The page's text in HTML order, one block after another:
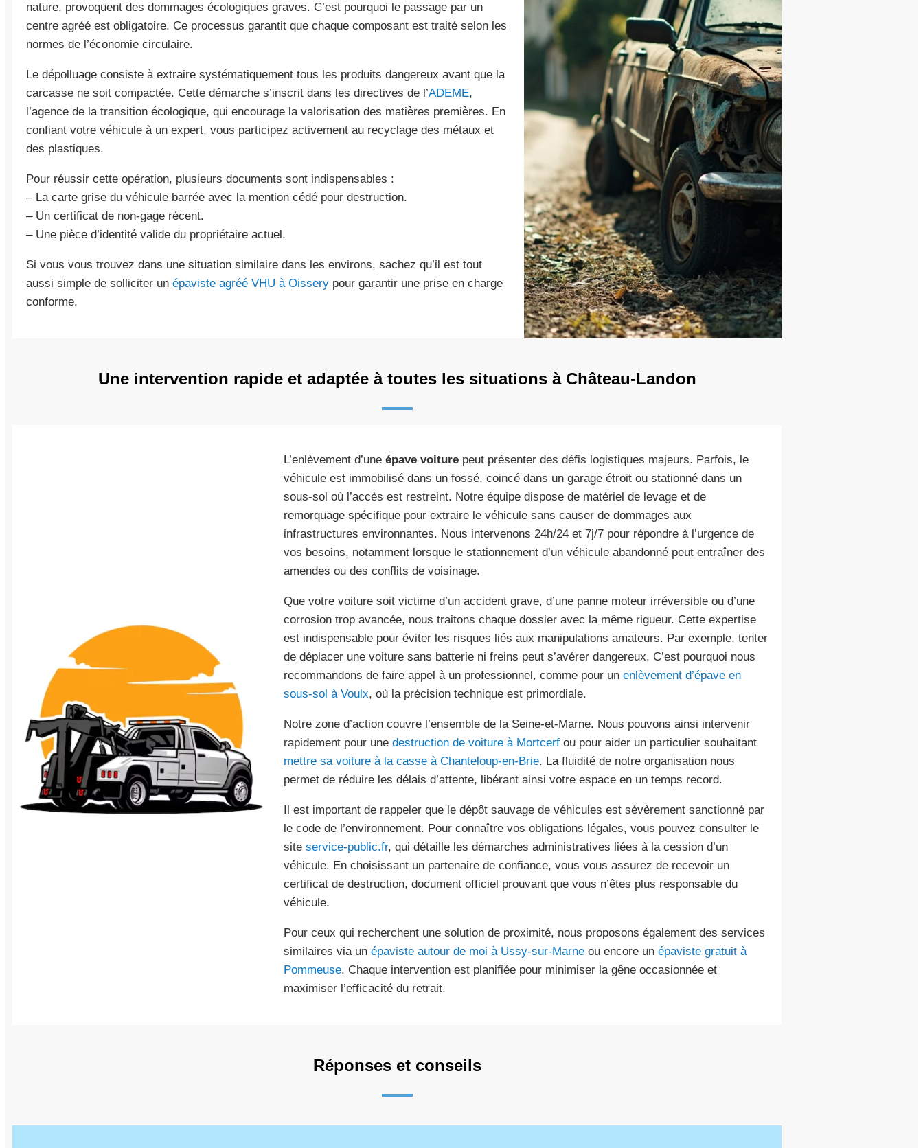
nature, provoquent des dommages écologiques graves. C’est pourquoi le passage par un
centre agréé est obligatoire. Ce processus garantit que chaque composant est traité selon les
normes de l’économie circulaire.
Le dépolluage consiste à extraire systématiquement tous les produits dangereux avant que la
carcasse ne soit compactée. Cette démarche s’inscrit dans les directives de l’ADEME,
l’agence de la transition écologique, qui encourage la valorisation des matières premières. En
confiant votre véhicule à un expert, vous participez activement au recyclage des métaux et
des plastiques.
Pour réussir cette opération, plusieurs documents sont indispensables :
– La carte grise du véhicule barrée avec la mention cédé pour destruction.
– Un certificat de non-gage récent.
– Une pièce d’identité valide du propriétaire actuel.
Si vous vous trouvez dans une situation similaire dans les environs, sachez qu’il est tout
aussi simple de solliciter un épaviste agréé VHU à Oissery pour garantir une prise en charge
conforme.
Une intervention rapide et adaptée à toutes les situations à Château-Landon
L’enlèvement d’une épave voiturepeut présenter des défis logistiques majeurs. Parfois, le
véhicule est immobilisé dans un fossé, coincé dans un garage étroit ou stationné dans un
sous-sol où l’accès est restreint. Notre équipe dispose de matériel de levage et de
remorquage spécifique pour extraire le véhicule sans causer de dommages aux
infrastructures environnantes. Nous intervenons 24h/24 et 7j/7 pour répondre à l’urgence de
vos besoins, notamment lorsque le stationnement d’un véhicule abandonné peut entraîner des
amendes ou des conflits de voisinage.
Que votre voiture soit victime d’un accident grave, d’une panne moteur irréversible ou d’une
corrosion trop avancée, nous traitons chaque dossier avec la même rigueur. Cette expertise
est indispensable pour éviter les risques liés aux manipulations amateurs. Par exemple, tenter
de déplacer une voiture sans batterie ni freins peut s’avérer dangereux. C’est pourquoi nous
recommandons de faire appel à un professionnel, comme pour un enlèvement d’épave en
sous-sol à Voulx, où la précision technique est primordiale.
Notre zone d’action couvre l’ensemble de la Seine-et-Marne. Nous pouvons ainsi intervenir
rapidement pour une destruction de voiture à Mortcerfou pour aider un particulier souhaitant
mettre sa voiture à la casse à Chanteloup-en-Brie. La fluidité de notre organisation nous
permet de réduire les délais d’attente, libérant ainsi votre espace en un temps record.
Il est important de rappeler que le dépôt sauvage de véhicules est sévèrement sanctionné par
le code de l’environnement. Pour connaître vos obligations légales, vous pouvez consulter le
site service-public.fr, qui détaille les démarches administratives liées à la cession d’un
véhicule. En choisissant un partenaire de confiance, vous vous assurez de recevoir un
certificat de destruction, document officiel prouvant que vous n’êtes plus responsable du
véhicule.
Pour ceux qui recherchent une solution de proximité, nous proposons également des services
similaires via un épaviste autour de moi à Ussy-sur-Marneou encore un épaviste gratuit à
Pommeuse. Chaque intervention est planifiée pour minimiser la gêne occasionnée et
maximiser l’efficacité du retrait.
Réponses et conseils